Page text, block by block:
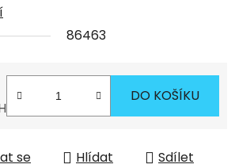
86463
DO KOŠÍKU
se Hlídat Sdílet